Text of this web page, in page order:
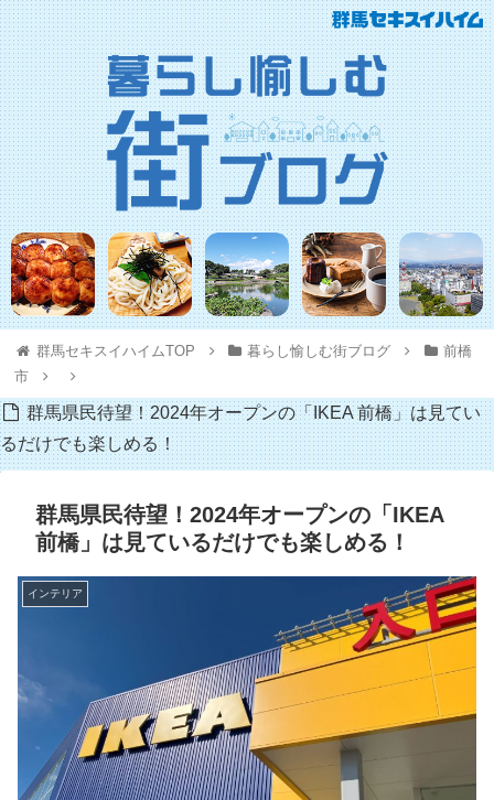
群馬セキスイハイムTOP 暮らし愉しむ街ブログ
前橋
市
群馬県民待望！2024年オープンの「IKEA 前橋」は見てい
るだけでも楽しめる！
群馬県民待望！2024年オープンの「IKEA
前橋」は見ているだけでも楽しめる！
インテリア